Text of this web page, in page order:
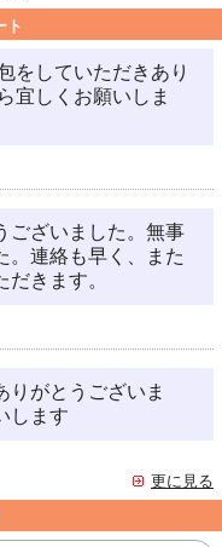
ト
をしていただきあり
宜しくお願いしま
ございました。無事
。連絡も早く、また
きます。
りがとうございま
します
更に見る